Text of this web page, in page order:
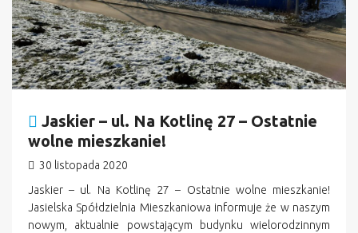
Jaskier – ul. Na Kotlinę 27 – Ostatnie
wolne mieszkanie!
30 listopada 2020
Jaskier – ul. Na Kotlinę 27 – Ostatnie wolne mieszkanie!
Jasielska Spółdzielnia Mieszkaniowa informuje że w naszym
nowym, aktualnie powstającym budynku wielorodzinnym